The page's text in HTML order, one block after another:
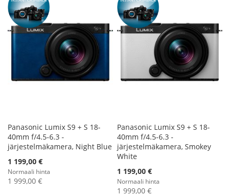
Panasonic Lumix S9 + S 18-
40mm f/4.5-6.3 -
järjestelmäkamera, Night Blue
1 199,00 €
Normaali hinta
1 999,00 €
Panasonic Lumix S9 + S 18-
40mm f/4.5-6.3 -
järjestelmäkamera, Smokey
White
1 199,00 €
Normaali hinta
1 999,00 €